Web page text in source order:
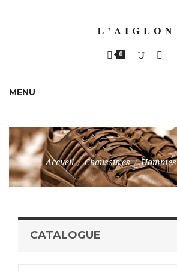
0
MENU
Accueil / Chaussures / Hommes
CATALOGUE